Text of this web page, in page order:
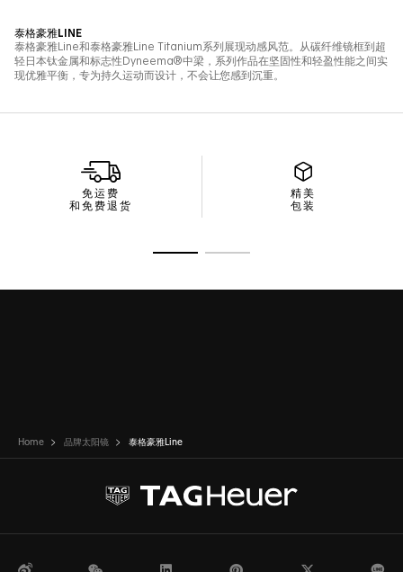
免运费
和免费退货
精美
包装
Home 品牌太阳镜 泰格豪雅Line